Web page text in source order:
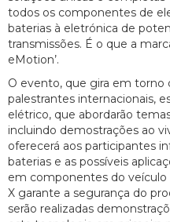
todos os componentes de
baterias à eletrónica de
transmissões. É o que a
eMotion’.
O evento, que gira em torno
palestrantes internacionais,
elétrico, que abordarão
incluindo demostrações ao
oferecerá aos participantes
baterias e as possíveis
em componentes do veículo
X garante a segurança do
serão realizadas